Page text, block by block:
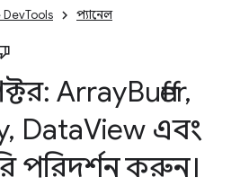
প্যানেল
ArrayBuffer,
, DataView এবং
পরিদর্শন করুন।